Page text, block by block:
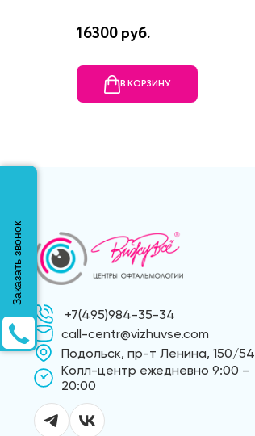
16300 руб.
В КОРЗИНУ
+7(495)984-35-34
call-centr@vizhuvse.com
Подольск, пр-т Ленина, 150/54
Kолл-центр ежедневно 9:00 –
20:00
Заказать звонок